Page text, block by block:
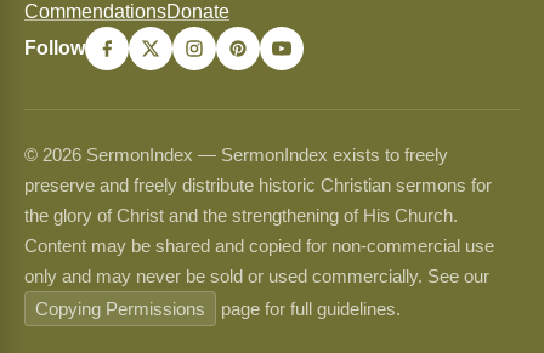
CommendationsDonate
Follow
© 2026 SermonIndex — SermonIndex exists to freely
preserve and freely distribute historic Christian sermons for
the glory of Christ and the strengthening of His Church.
Content may be shared and copied for non-commercial use
only and may never be sold or used commercially. See our
Copying Permissions
page for full guidelines.